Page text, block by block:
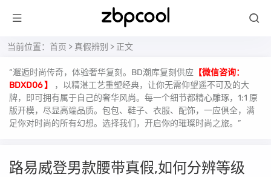
当前位置： 首页 > 真假辨别 > 正文
“邂逅时尚传奇，体验奢华复刻。BD潮库复刻供应 【微信咨询：
BDXD06 】
，以精湛工艺重塑经典，让你无需仰望遥不可及的大
牌，即可拥有属于自己的奢华风尚。每一个细节都精心雕琢，1:1 原
版开模，尽显高端品质。包包、鞋子、衣服、配饰，一应俱全，满
足你对时尚的所有幻想。选择我们，开启你的璀璨时尚之旅。”
路易威登男款腰带真假,如何分辨等级